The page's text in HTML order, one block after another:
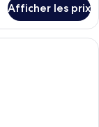
Afficher les prix
lits, patio